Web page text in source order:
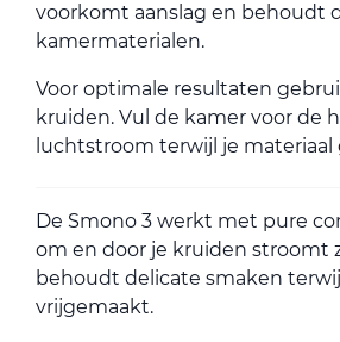
voorkomt aanslag en behoudt
kamermaterialen.
Voor optimale resultaten
kruiden. Vul de kamer voor de
luchtstroom terwijl je
De Smono 3 werkt met pure
om en door je kruiden stroomt
behoudt delicate smaken
vrijgemaakt.